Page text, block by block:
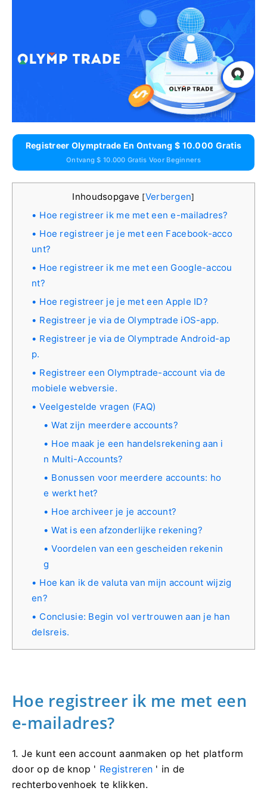
Registreer Olymptrade En Ontvang $ 10.000 Gratis
Ontvang $ 10.000 Gratis Voor Beginners
Inhoudsopgave [Verbergen]
Hoe registreer ik me met een e-mailadres?
Hoe registreer je je met een Facebook-acco
unt?
Hoe registreer ik me met een Google-accou
nt?
Hoe registreer je je met een Apple ID?
Registreer je via de Olymptrade iOS-app.
Registreer je via de Olymptrade Android-ap
p.
Registreer een Olymptrade-account via de
mobiele webversie.
Veelgestelde vragen (FAQ)
Wat zijn meerdere accounts?
Hoe maak je een handelsrekening aan i
n Multi-Accounts?
Bonussen voor meerdere accounts: ho
e werkt het?
Hoe archiveer je je account?
Wat is een afzonderlijke rekening?
Voordelen van een gescheiden rekenin
g
Hoe kan ik de valuta van mijn account wijzig
en?
Conclusie: Begin vol vertrouwen aan je han
delsreis.
Hoe registreer ik me met een
e-mailadres?
1. Je kunt een account aanmaken op het platform
door op de knop ' Registreren ' in de
rechterbovenhoek te klikken.